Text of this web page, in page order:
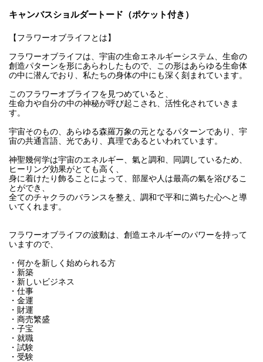
キャンバスショルダートード（ポケット付き）
【フラワーオブライフとは】
フラワーオブライフは、宇宙の生命エネルギーシステム、生命の
創造パターンを形にあらわしたもので、この形はあらゆる生命体
の中に潜んでおり、私たちの身体の中にも深く刻まれています。
このフラワーオブライフを見つめていると、
生命力や自分の中の神秘が呼び起こされ、活性化されていきま
す。
宇宙そのもの、あらゆる森羅万象の元となるパターンであり、宇
宙の共通言語、光であり、真理であるといわれています。
神聖幾何学は宇宙のエネルギー、氣と調和、同調しているため、
ヒーリング効果がとても高く、
身に着けたり飾ることによって、部屋や人は最高の氣を浴びるこ
とができ、
全てのチャクラのバランスを整え、調和で平和に満ちた心へと導
いてくれます。
フラワーオブライフの波動は、創造エネルギーのパワーを持って
いますので、
・何かを新しく始められる方
・新築
・新しいビジネス
・仕事
・金運
・財運
・商売繁盛
・子宝
・就職
・試験
・受験